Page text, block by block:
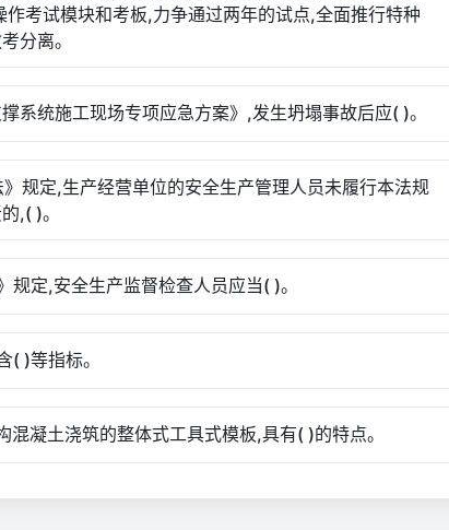
作考试模块和考板,力争通过两年的试点,全面推行特种
分离。
系统施工现场专项应急方案》,发生坍塌事故后应( )。
规定,生产经营单位的安全生产管理人员未履行本法规
,( )。
规定,安全生产监督检查人员应当( )。
( )等指标。
混凝土浇筑的整体式工具式模板,具有( )的特点。